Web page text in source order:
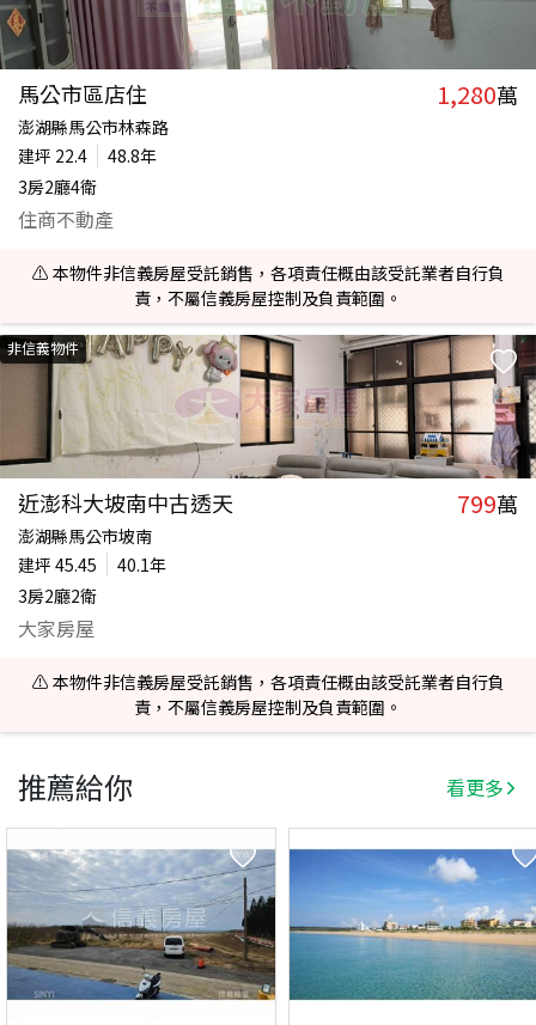
馬公市區店住 1,280萬
澎湖縣馬公市林森路
建坪 22.4
48.8年
3房2廳4衛
住商不動產
⚠️ 本物件非信義房屋受託銷售，各項責任概由該受託業者自行負
責，不屬信義房屋控制及負責範圍。
非信義物件
近澎科大坡南中古透天 799萬
澎湖縣馬公市坡南
建坪 45.45
40.1年
3房2廳2衛
大家房屋
⚠️ 本物件非信義房屋受託銷售，各項責任概由該受託業者自行負
責，不屬信義房屋控制及負責範圍。
推薦給你 看更多